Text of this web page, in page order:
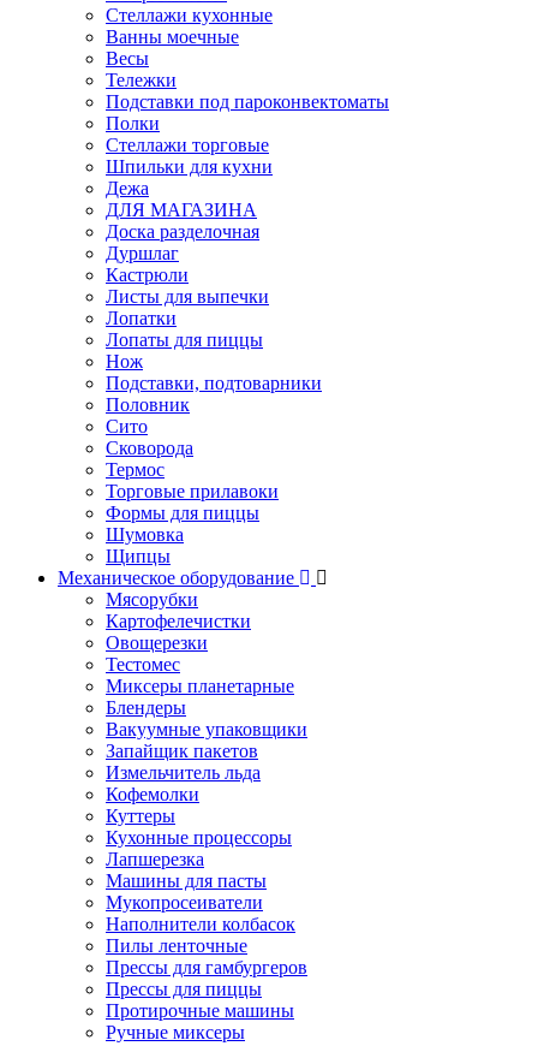
Стеллажи кухонные
Ванны моечные
Весы
Тележки
Подставки под пароконвектоматы
Полки
Стеллажи торговые
Шпильки для кухни
Дежа
ДЛЯ МАГАЗИНА
Доска разделочная
Дуршлаг
Кастрюли
Листы для выпечки
Лопатки
Лопаты для пиццы
Нож
Подставки, подтоварники
Половник
Сито
Сковорода
Термос
Торговые прилавоки
Формы для пиццы
Шумовка
Щипцы
Механическое оборудование
Мясорубки
Картофелечистки
Овощерезки
Тестомес
Миксеры планетарные
Блендеры
Вакуумные упаковщики
Запайщик пакетов
Измельчитель льда
Кофемолки
Куттеры
Кухонные процессоры
Лапшерезка
Машины для пасты
Мукопросеиватели
Наполнители колбасок
Пилы ленточные
Прессы для гамбургеров
Прессы для пиццы
Протирочные машины
Ручные миксеры